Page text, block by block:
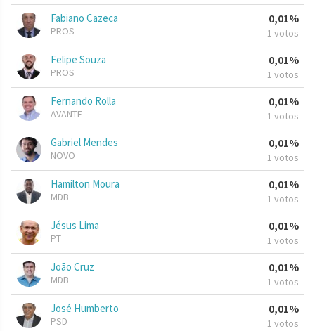
Fabiano Cazeca
PROS
0,01%
1 votos
Felipe Souza
PROS
0,01%
1 votos
Fernando Rolla
AVANTE
0,01%
1 votos
Gabriel Mendes
NOVO
0,01%
1 votos
Hamilton Moura
MDB
0,01%
1 votos
Jésus Lima
PT
0,01%
1 votos
João Cruz
MDB
0,01%
1 votos
José Humberto
PSD
0,01%
1 votos